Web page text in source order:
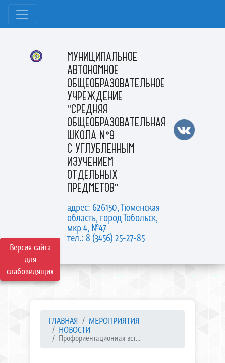
Версия сайта
для
слабовидящих
МУНИЦИПАЛЬНОЕ
АВТОНОМНОЕ
ОБЩЕОБРАЗОВАТЕЛЬНОЕ
УЧРЕЖДЕНИЕ
"СРЕДНЯЯ
ОБЩЕОБРАЗОВАТЕЛЬНАЯ
ШКОЛА №9
С УГЛУБЛЕННЫМ
ИЗУЧЕНИЕМ
ОТДЕЛЬНЫХ
ПРЕДМЕТОВ"
адрес: 626150, Тюменская
область, город Тобольск,
мкр 4, №47
тел.: 8 (3456) 25-27-85
ГЛАВНАЯ
МЕРОПРИЯТИЯ
НОВОСТИ
Профориентационная вст...